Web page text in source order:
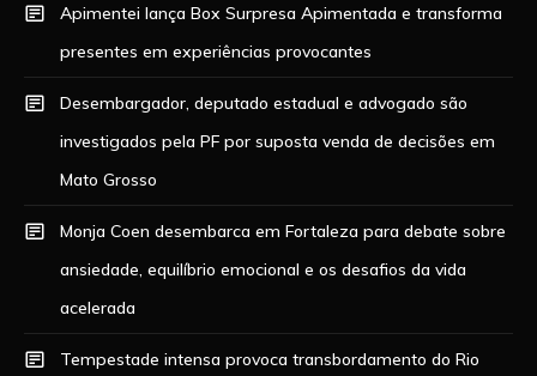
Apimentei lança Box Surpresa Apimentada e transforma
presentes em experiências provocantes
Desembargador, deputado estadual e advogado são
investigados pela PF por suposta venda de decisões em
Mato Grosso
Monja Coen desembarca em Fortaleza para debate sobre
ansiedade, equilíbrio emocional e os desafios da vida
acelerada
Tempestade intensa provoca transbordamento do Rio